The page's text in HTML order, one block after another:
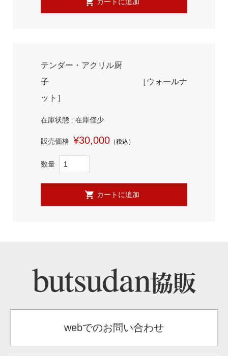
テンダー・アクリル厨
子 ［ウォールナ
ット］
在庫状態 : 在庫僅少
販売価格 ¥30,000（税込）
数量
webでのお問い合わせ